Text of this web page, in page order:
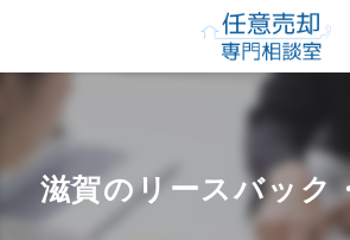
滋賀のリースバック